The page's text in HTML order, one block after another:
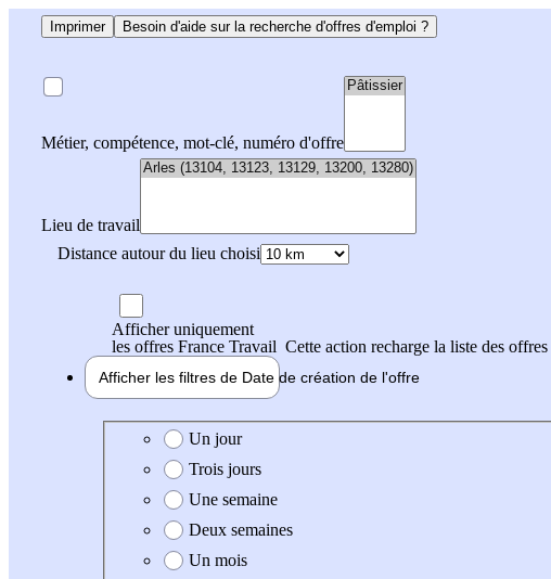
Imprimer Besoin d'aide sur la recherche d'offres d'emploi ?
Métier, compétence, mot-clé, numéro d'offre
Lieu de travail
Distance autour du lieu choisi
Afficher uniquement
les offres France Travail Cette action recharge la liste des offres
Afficher les filtres de Date de création de l'offre
Date de création de l'offre
Un jour
Trois jours
Une semaine
Deux semaines
Un mois